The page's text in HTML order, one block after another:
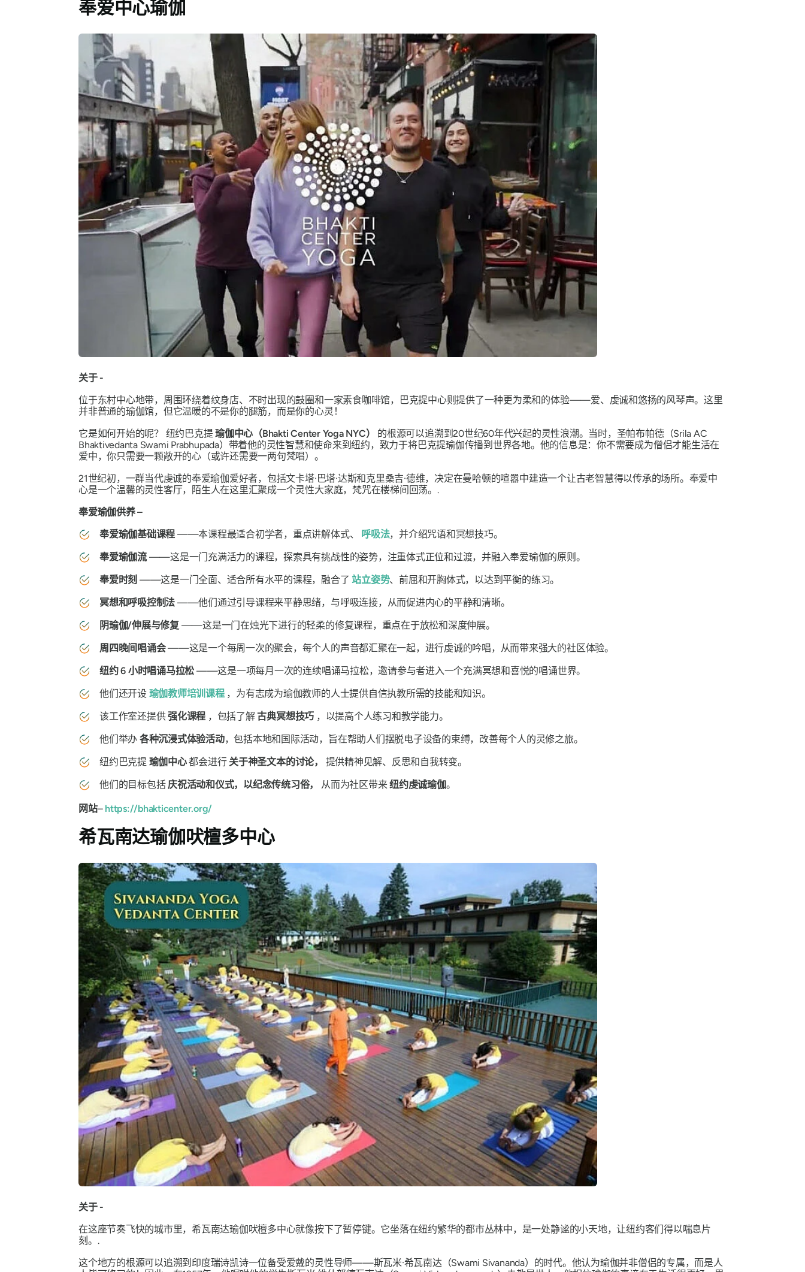
奉爱中心瑜伽
关于 -
位于东村中心地带，周围环绕着纹身店、不时出现的鼓圈和一家素食咖啡馆，巴克提中心则提供了一种更为柔和的体验——爱、虔诚和悠扬的风琴声。这里
并非普通的瑜伽馆，但它温暖的不是你的腿筋，而是你的心灵！
它是如何开始的呢？
纽约巴克提瑜伽中心（Bhakti Center Yoga NYC）
的根源可以追溯到20世纪60年代兴起的灵性浪潮。当时，圣帕布帕德（Srila AC
Bhaktivedanta Swami Prabhupada）带着他的灵性智慧和使命来到纽约，致力于将巴克提瑜伽传播到世界各地。他的信息是：你不需要成为僧侣才能生活在
爱中，你只需要一颗敞开的心（或许还需要一两句梵唱）。
21世纪初，一群当代虔诚的奉爱瑜伽爱好者，包括文卡塔·巴塔·达斯和克里桑吉·德维，决定在曼哈顿的喧嚣中建造一个让古老智慧得以传承的场所。奉爱中
心是一个温馨的灵性客厅，陌生人在这里汇聚成一个灵性大家庭，梵咒在楼梯间回荡。.
奉爱瑜伽供养 –
奉爱瑜伽基础课程 ——本课程最适合初学者，重点讲解体式、 呼吸法，并介绍咒语和冥想技巧。
奉爱瑜伽流——这是一门充满活力的课程，探索具有挑战性的姿势，注重体式正位和过渡，并融入奉爱瑜伽的原则。
奉爱时刻 ——这是一门全面、适合所有水平的课程，融合了站立姿势、前屈和开胸体式，以达到平衡的练习。
冥想和呼吸控制法 ——他们通过引导课程来平静思绪，与呼吸连接，从而促进内心的平静和清晰。
阴瑜伽/伸展与修复 ——这是一门在烛光下进行的轻柔的修复课程，重点在于放松和深度伸展。
周四晚间唱诵会——这是一个每周一次的聚会，每个人的声音都汇聚在一起，进行虔诚的吟唱，从而带来强大的社区体验。
纽约 6 小时唱诵马拉松 ——这是一项每月一次的连续唱诵马拉松，邀请参与者进入一个充满冥想和喜悦的唱诵世界。
他们还开设 瑜伽教师培训课程，为有志成为瑜伽教师的人士提供自信执教所需的技能和知识。
该工作室还提供强化课程 ，包括了解古典冥想技巧 ，以提高个人练习和教学能力。
他们举办 各种沉浸式体验活动，包括本地和国际活动，旨在帮助人们摆脱电子设备的束缚，改善每个人的灵修之旅。
纽约巴克提 瑜伽中心都会进行 关于神圣文本的讨论，
提供精神见解、反思和自我转变。
他们的目标包括庆祝活动和仪式，以纪念传统习俗， 从而为社区带来纽约虔诚瑜伽。
网站– https://bhakticenter.org/
希瓦南达瑜伽吠檀多中心
关于 -
在这座节奏飞快的城市里，希瓦南达瑜伽吠檀多中心就像按下了暂停键。它坐落在纽约繁华的都市丛林中，是一处静谧的小天地，让纽约客们得以喘息片
刻。.
这个地方的根源可以追溯到印度瑞诗凯诗一位备受爱戴的灵性导师——斯瓦米·希瓦南达（Swami Sivananda）的时代。他认为瑜伽并非僧侣的专属，而是人